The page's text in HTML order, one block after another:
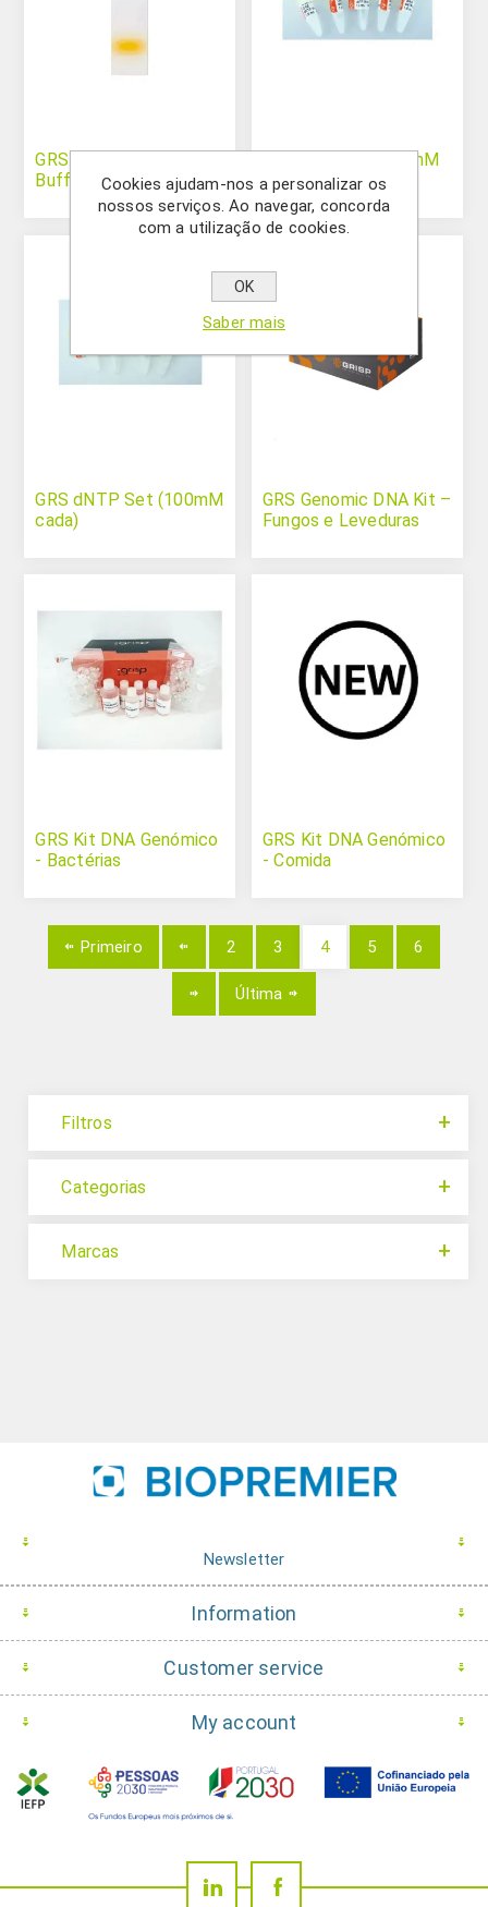
GRS DNA Loading
Buffer verde (6X)
GRS dNTP Mix (10mM
cada)
GRS dNTP Set (100mM
cada)
GRS Genomic DNA Kit –
Fungos e Leveduras
GRS Kit DNA Genómico
- Bactérias
GRS Kit DNA Genómico
- Comida
Primeiro 2 3 4 5 6
Última
Filtros
Categorias
Marcas
Newsletter
Information
Customer service
My account
Cookies ajudam-nos a personalizar os
nossos serviços. Ao navegar, concorda
com a utilização de cookies.
OK
Saber mais